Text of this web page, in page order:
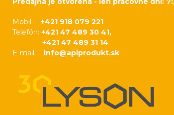
Mobil: +421 918 079 221
Telefón: +421 47 489 30 41,
+421 47 489 31 14
E-mail: info@apiprodukt.sk